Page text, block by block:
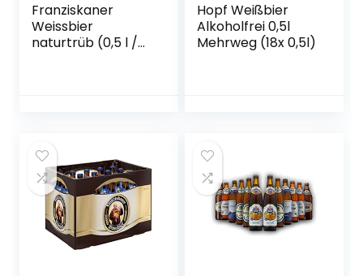
Franziskaner
Weissbier
naturtrüb (0,5 l /
Hopf Weißbier
Alkoholfrei 0,5l
Mehrweg (18x 0,5l)